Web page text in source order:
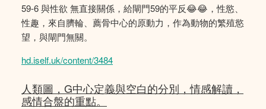
59-6 與性欲 無直接關係，給閘門59的平反😂😂，性慾、
性趣，來自臍輪、薦骨中心的原動力，作為動物的繁殖慾
望，與閘門無關。
hd.iself.uk/content/3484
人類圖，G中心定義與空白的分別，情感解讀，
感情合盤的重點。